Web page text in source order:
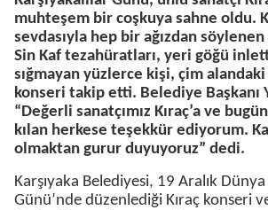
muhteşem bir coşkuya sahne oldu.
sevdasıyla hep bir ağızdan
Sin Kaf tezahüratları, yeri göğü
sığmayan yüzlerce kişi, çim alandaki
konseri takip etti. Belediye Başkanı
“Değerli sanatçımız Kıraç’a ve
kılan herkese teşekkür ediyorum.
olmaktan gurur duyuyoruz” dedi.
Karşıyaka Belediyesi, 19 Aralık Dünya
Günü’nde düzenlediği Kıraç konseri